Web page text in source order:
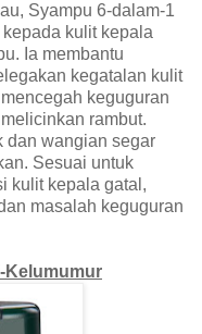
Syampu 6-dalam-1
kulit kepala
Ia membantu
kegatalan kulit
keguguran
rambut.
dan wangian segar
Sesuai untuk
kulit kepala gatal,
masalah keguguran
Kelumumur